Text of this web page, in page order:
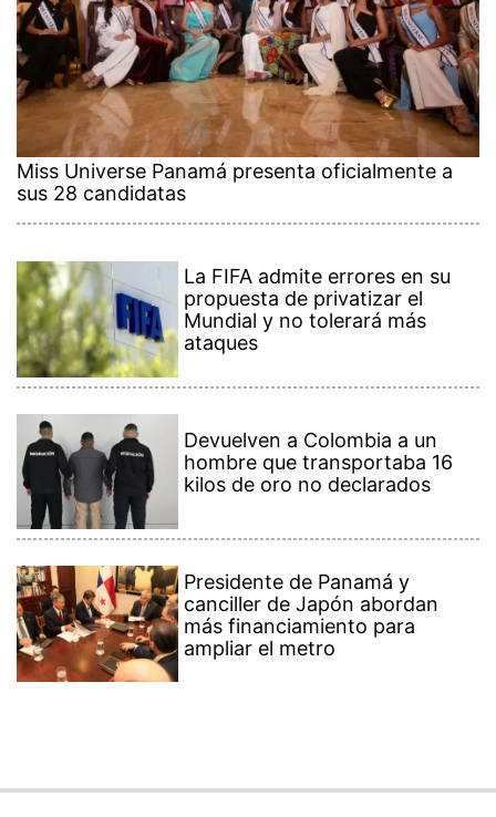
Miss Universe Panamá presenta oficialmente a
sus 28 candidatas
La FIFA admite errores en su
propuesta de privatizar el
Mundial y no tolerará más
ataques
Devuelven a Colombia a un
hombre que transportaba 16
kilos de oro no declarados
Presidente de Panamá y
canciller de Japón abordan
más financiamiento para
ampliar el metro